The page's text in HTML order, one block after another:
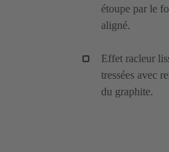
étoupe par le
aligné.
Effet racleur
tressées avec
du graphite.